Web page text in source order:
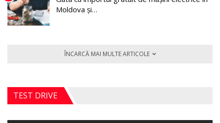
Moldova și…
ÎNCARCĂ MAI MULTE ARTICOLE
TEST DRIVE